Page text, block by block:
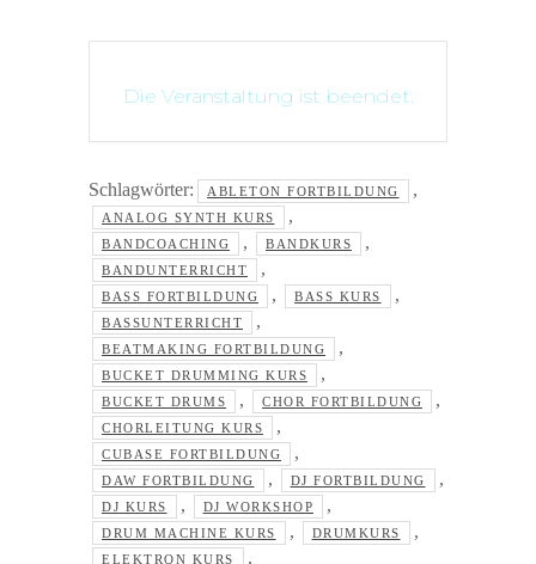
Die Veranstaltung ist beendet.
Schlagwörter: ABLETON FORTBILDUNG ,
ANALOG SYNTH KURS ,
BANDCOACHING , BANDKURS ,
BANDUNTERRICHT ,
BASS FORTBILDUNG , BASS KURS ,
BASSUNTERRICHT ,
BEATMAKING FORTBILDUNG ,
BUCKET DRUMMING KURS ,
BUCKET DRUMS , CHOR FORTBILDUNG ,
CHORLEITUNG KURS ,
CUBASE FORTBILDUNG ,
DAW FORTBILDUNG , DJ FORTBILDUNG ,
DJ KURS , DJ WORKSHOP ,
DRUM MACHINE KURS , DRUMKURS ,
ELEKTRON KURS ,